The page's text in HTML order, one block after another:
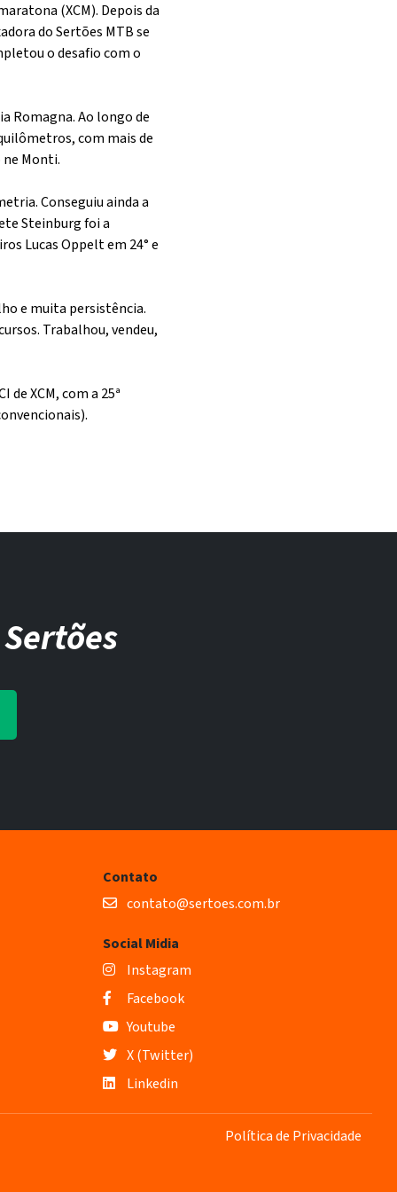
(XCM). Depois da
do Sertões MTB se
o desafio com o
Romagna. Ao longo de
com mais de
Monti.
Conseguiu ainda a
Steinburg foi a
Lucas Oppelt em 24° e
e muita persistência.
Trabalhou, vendeu,
XCM, com a 25ª
Contato
contato@sertoes.com.br
Social Midia
Instagram
Facebook
Youtube
X (Twitter)
Linkedin
Política de Privacidade